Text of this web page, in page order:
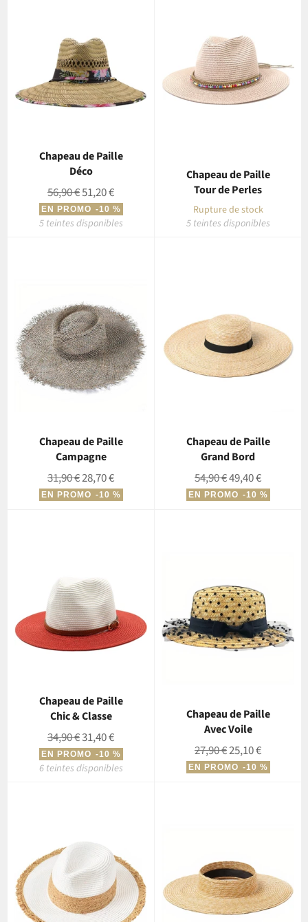
Chapeau de Paille
Déco
Prix
régulier
56,90 €Prix
réduit
51,20 €
EN PROMO -10 %
5 teintes disponibles
Chapeau de Paille
Tour de Perles
Rupture de stock
5 teintes disponibles
Chapeau de Paille
Campagne
Prix
régulier
31,90 €Prix
réduit
28,70 €
EN PROMO -10 %
Chapeau de Paille
Grand Bord
Prix
régulier
54,90 €Prix
réduit
49,40 €
EN PROMO -10 %
Chapeau de Paille
Chic & Classe
Prix
régulier
34,90 €Prix
réduit
31,40 €
EN PROMO -10 %
6 teintes disponibles
Chapeau de Paille
Avec Voile
Prix
régulier
27,90 €Prix
réduit
25,10 €
EN PROMO -10 %